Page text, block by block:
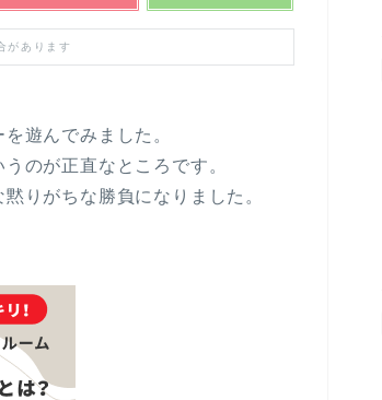
があります
遊んでみました。
のが正直なところです。
りがちな勝負になりました。